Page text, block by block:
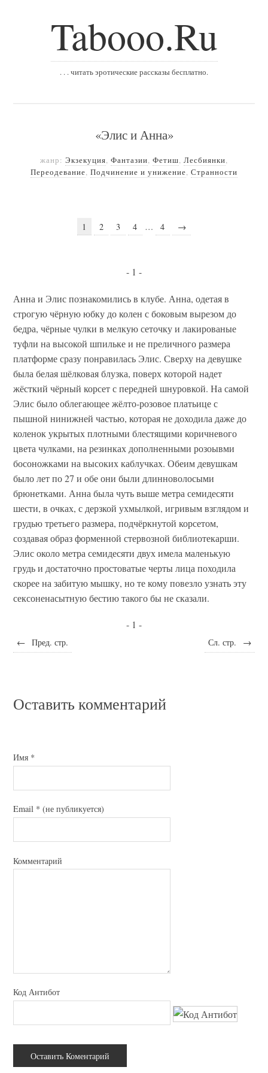
Tabooo.Ru
. . . читать эротические рассказы бесплатно.
«Элис и Анна»
жанр: Экзекуция, Фантазии, Фетиш, Лесбиянки,
Переодевание, Подчинение и унижение, Странности
1 2 3 4 … 4 →
- 1 -
Анна и Элис познакомились в клубе. Анна, одетая в
строгую чёрную юбку до колен с боковым вырезом до
бедра, чёрные чулки в мелкую сеточку и лакированые
туфли на высокой шпильке и не преличного размера
платформе сразу понравилась Элис. Сверху на девушке
была белая шёлковая блузка, поверх которой надет
жёсткий чёрный корсет с передней шнуровкой. На самой
Элис было облегающее жёлто-розовое платьице с
пышной нинижней частью, которая не доходила даже до
коленок укрытых плотными блестящими коричневого
цвета чулками, на резинках дополненными розоывми
босоножками на высоких каблучках. Обеим девушкам
было лет по 27 и обе они были длинноволосыми
брюнетками. Анна была чуть выше метра семидесяти
шести, в очках, с дерзкой ухмылкой, игривым взглядом и
грудью третьего размера, подчёркнутой корсетом,
создавая образ форменной стервозной библиотекарши.
Элис около метра семидесяти двух имела маленькую
грудь и достаточно простоватые черты лица походила
скорее на забитую мышку, но те кому повезло узнать эту
сексоненасытную бестию такого бы не сказали.
- 1 -
← Пред. стр. Сл. стр. →
Оставить комментарий
Имя *
Email * (не публикуется)
Комментарий
Код Антибот